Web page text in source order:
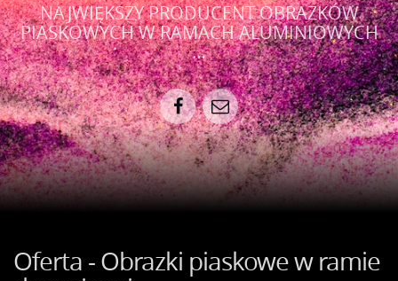
NAJWIĘKSZY PRODUCENT OBRAZKÓW
PIASKOWYCH W RAMACH ALUMINIOWYCH
…
Oferta - Obrazki piaskowe w ramie